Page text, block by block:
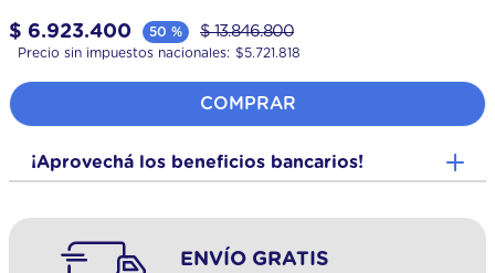
$ 6.923.400 50 % $ 13.846.800
Precio sin impuestos nacionales: $5.721.818
COMPRAR
¡Aprovechá los beneficios bancarios!
ENVÍO GRATIS